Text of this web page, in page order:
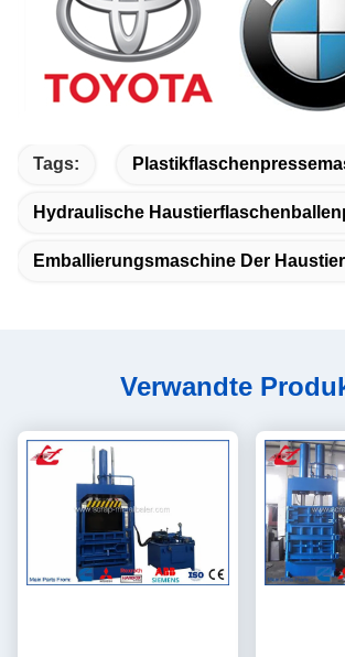
Tags:
Hydraulische
Emballierungsmaschine Der
Verwandte